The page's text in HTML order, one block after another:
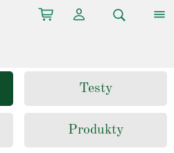
cart person search bars
Testy
Produkty